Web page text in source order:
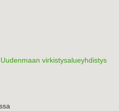
virkistysalueyhdistys